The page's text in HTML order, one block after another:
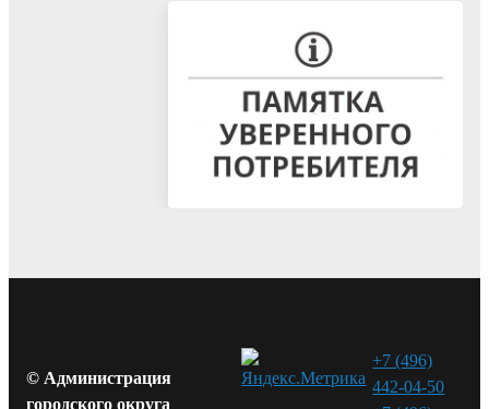
© Администрация
городского округа
+7 (496)
442-04-50